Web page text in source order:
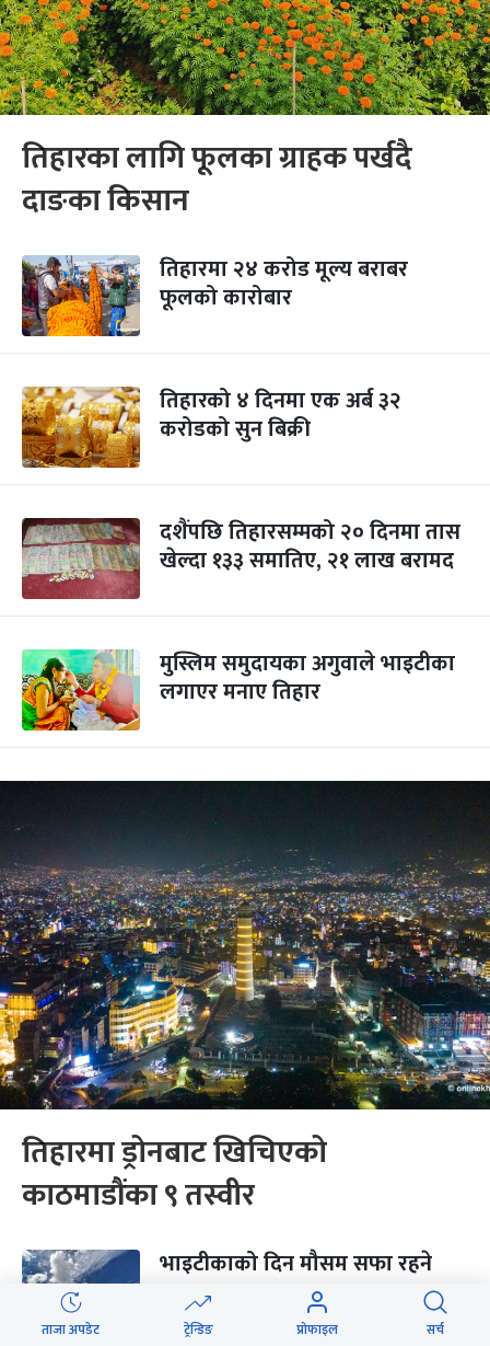
तिहारका लागि फूलका ग्राहक पर्खदै
दाङका किसान
तिहारमा २४ करोड मूल्य बराबर
फूलको कारोबार
तिहारको ४ दिनमा एक अर्ब ३२
करोडको सुन बिक्री
दशैंपछि तिहारसम्मको २० दिनमा तास
खेल्दा १३३ समातिए, २१ लाख बरामद
मुस्लिम समुदायका अगुवाले भाइटीका
लगाएर मनाए तिहार
तिहारमा ड्रोनबाट खिचिएको
काठमाडौंका ९ तस्वीर
भाइटीकाको दिन मौसम सफा रहने
ताजा अपडेट ट्रेन्डिङ प्रोफाइल सर्च